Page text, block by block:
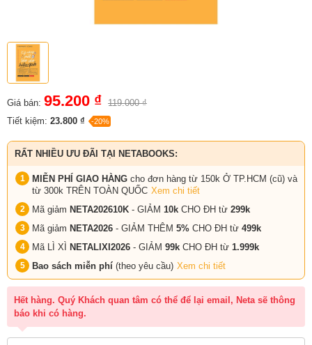
Giá bán: 95.200 ₫ 119.000 ₫
Tiết kiệm: 23.800 ₫ -20%
RẤT NHIỀU ƯU ĐÃI TẠI NETABOOKS:
MIỄN PHÍ GIAO HÀNG cho đơn hàng từ 150k Ở TP.HCM (cũ) và
từ 300k TRÊN TOÀN QUỐC Xem chi tiết
Mã giảm NETA202610K - GIẢM 10k CHO ĐH từ 299k
Mã giảm NETA2026 - GIẢM THÊM 5% CHO ĐH từ 499k
Mã LÌ XÌ NETALIXI2026 - GIẢM 99k CHO ĐH từ 1.999k
Bao sách miễn phí (theo yêu cầu) Xem chi tiết
Hết hàng. Quý Khách quan tâm có thể để lại email, Neta sẽ thông
báo khi có hàng.